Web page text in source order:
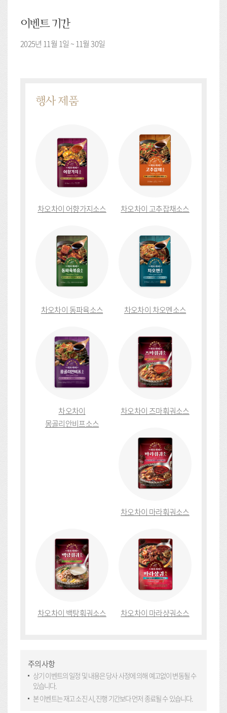
이벤트 기간
2025년 11월 1일 ~ 11월 30일
행사 제품
차오차이 어향가지소스 차오차이 고추잡채소스
차오차이 동파육소스 차오차이 차오멘소스
차오차이
몽골리안비프소스
차오차이 즈마훠궈소스
차오차이 마라훠궈소스
차오차이 백탕훠궈소스 차오차이 마라샹궈소스
주의사항
상기 이벤트의 일정 및 내용은 당사 사정에 의해 예고없이 변동될 수
있습니다.
본 이벤트는 재고 소진 시, 진행 기간보다 먼저 종료될 수 있습니다.